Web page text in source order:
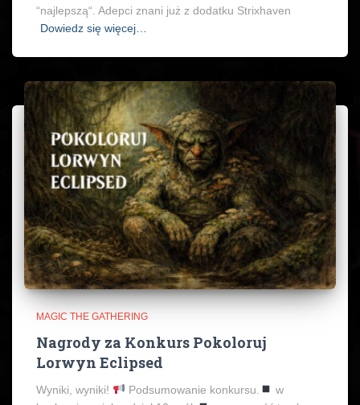
“najlepszą“. Adepci znani już z dodatku Strixhaven
Dowiedz się więcej…
MAGIC THE GATHERING
Nagrody za Konkurs Pokoloruj
Lorwyn Eclipsed
Wyniki, wyniki! Podsumowanie konkursu.
w